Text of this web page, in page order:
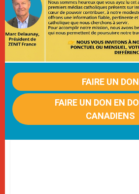
FAIRE UN DON
FAIRE UN DON EN
CANADIENS